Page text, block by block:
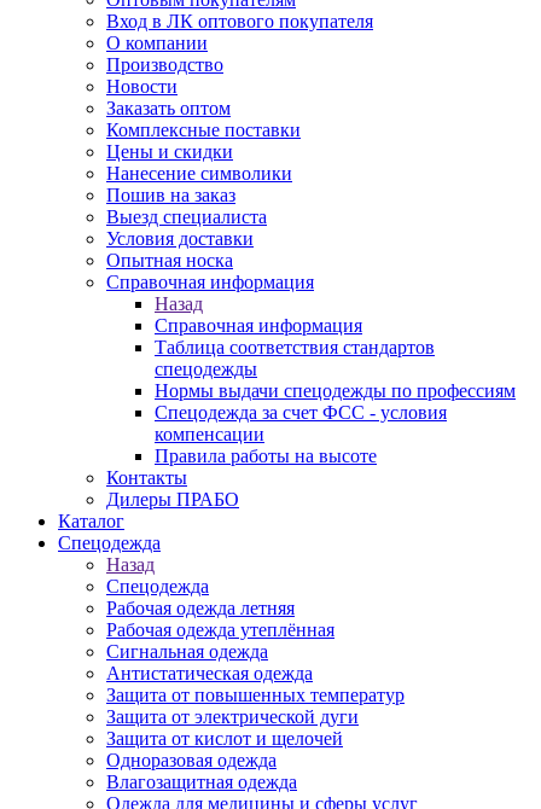
Вход в ЛК оптового покупателя
О компании
Производство
Новости
Заказать оптом
Комплексные поставки
Цены и скидки
Нанесение символики
Пошив на заказ
Выезд специалиста
Условия доставки
Опытная носка
Справочная информация
Назад
Справочная информация
Таблица соответствия стандартов
спецодежды
Нормы выдачи спецодежды по профессиям
Спецодежда за счет ФСС - условия
компенсации
Правила работы на высоте
Контакты
Дилеры ПРАБО
Каталог
Спецодежда
Назад
Спецодежда
Рабочая одежда летняя
Рабочая одежда утеплённая
Сигнальная одежда
Антистатическая одежда
Защита от повышенных температур
Защита от электрической дуги
Защита от кислот и щелочей
Одноразовая одежда
Влагозащитная одежда
Одежда для медицины и сферы услуг